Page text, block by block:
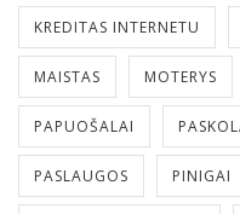
KREDITAS INTERNETU
MAISTAS MOTERYS
PAPUOŠALAI
PASLAUGOS PINIGAI